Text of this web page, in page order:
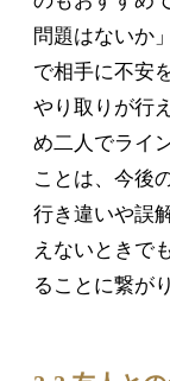
問題はないか
で相手に不安
やり取りが行
め二人でライ
ことは、今後
行き違いや誤
えないときで
ることに繋が